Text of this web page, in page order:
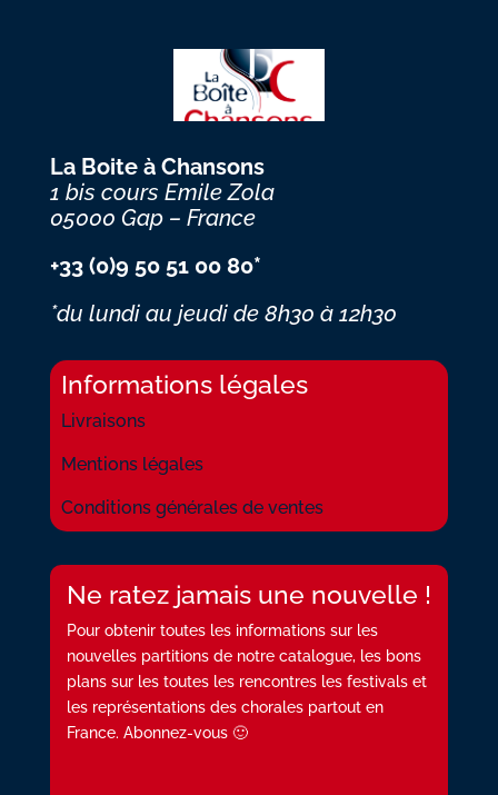
La Boite à Chansons
1 bis cours Emile Zola
05000 Gap – France
+33 (0)9 50 51 00 80*
*du lundi au jeudi de 8h30 à 12h30
Informations légales
Livraisons
Mentions légales
Conditions générales de ventes
Ne ratez jamais une nouvelle !
Pour obtenir toutes les informations sur les
nouvelles partitions de notre catalogue, les bons
plans sur les toutes les rencontres les festivals et
les représentations des chorales partout en
France. Abonnez-vous 🙂